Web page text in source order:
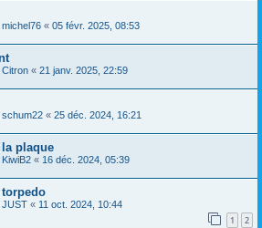
michel76 « 05 févr. 2025, 08:53
Citron « 21 janv. 2025, 22:59
schum22 « 25 déc. 2024, 16:21
plaque
KiwiB2 « 16 déc. 2024, 05:39
JUST « 11 oct. 2024, 10:44
1 2